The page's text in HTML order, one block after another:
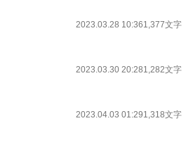
2023.03.28 10:361,377文字
2023.03.30 20:281,282文字
2023.04.03 01:291,318文字